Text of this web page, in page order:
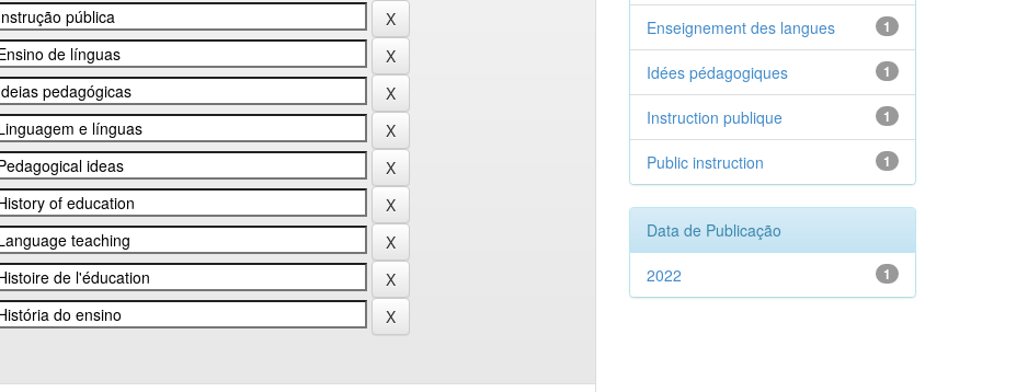
1
Enseignement des langues
1
Idées pédagogiques
1
Instruction publique
1
Public instruction
Data de Publicação
1
2022